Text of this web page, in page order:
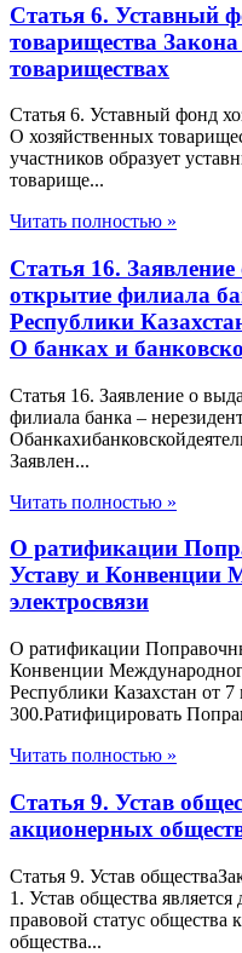
Статья 6. Уставный
товарищества
товариществах
Статья 6. Уставный фонд
О хозяйственных
участников образует
товарище...
Читать полностью »
Статья 16.
открытие филиала
Республики
О банках и
Статья 16. Заявление о
филиала банка –
Заявлен...
Читать полностью »
О ратификации
Уставу и Конвенции
электросвязи
О ратификации
Конвенции
Республики Казахстан от 7
300.Ратифицировать
Читать полностью »
Статья 9. Устав
акционерных
Статья 9. Устав
1. Устав общества
правовой статус общества
общества...